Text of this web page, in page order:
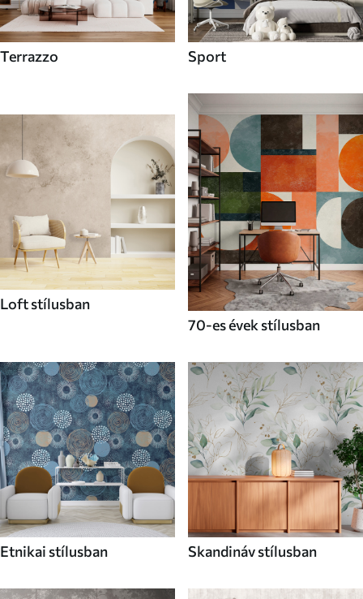
Terrazzo Sport
Loft stílusban
70-es évek stílusban
Etnikai stílusban Skandináv stílusban